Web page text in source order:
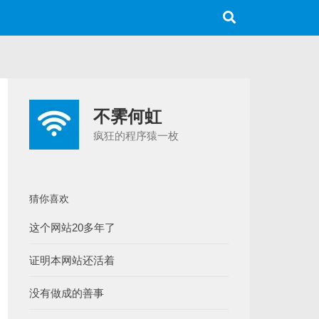
不霁何虹
疯狂的程序猿一枚
猜你喜欢
这个网站20多年了
证明本网站还活着
没有做成的善事